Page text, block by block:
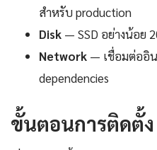
สำหรับ production
Disk — SSD อย่างน้อย
Network — เชื่อมต่ออิ
dependencies
ขั้นตอนการติดตั้ง